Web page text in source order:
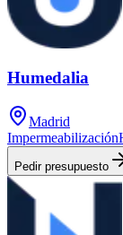
Humedalia
Madrid
Impermeabilización
Pedir presupuesto